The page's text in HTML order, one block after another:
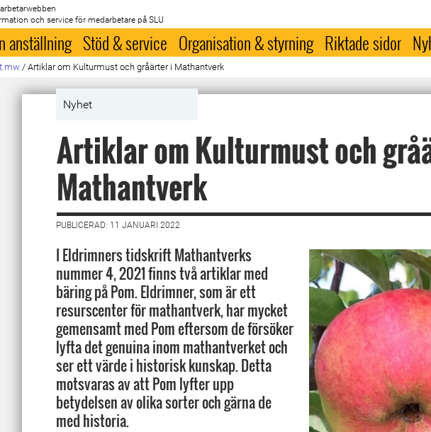
och service för medarbetare på SLU
anställning Stöd & service Organisation & styrning Riktade sidor
mw / Artiklar om Kulturmust och gråärter i Mathantverk
Nyhet
Artiklar om Kulturmust och
Mathantverk
PUBLICERAD: 11 JANUARI 2022
I Eldrimners tidskrift Mathantverks
nummer 4, 2021 finns två artiklar med
bäring på Pom. Eldrimner, som är ett
resurscenter för mathantverk, har mycket
gemensamt med Pom eftersom de försöker
lyfta det genuina inom mathantverket och
ser ett värde i historisk kunskap. Detta
motsvaras av att Pom lyfter upp
betydelsen av olika sorter och gärna de
med historia.